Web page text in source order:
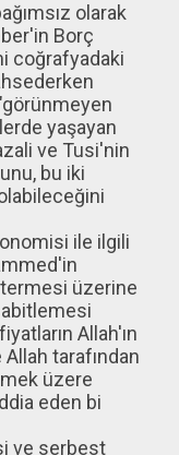
olarak
Borç
coğrafyadaki
yaşayan
ve Tusi'nin
bu iki
ile ilgili
üzerine
Allah'ın
tarafından
üzere
eden bi
ve serbest